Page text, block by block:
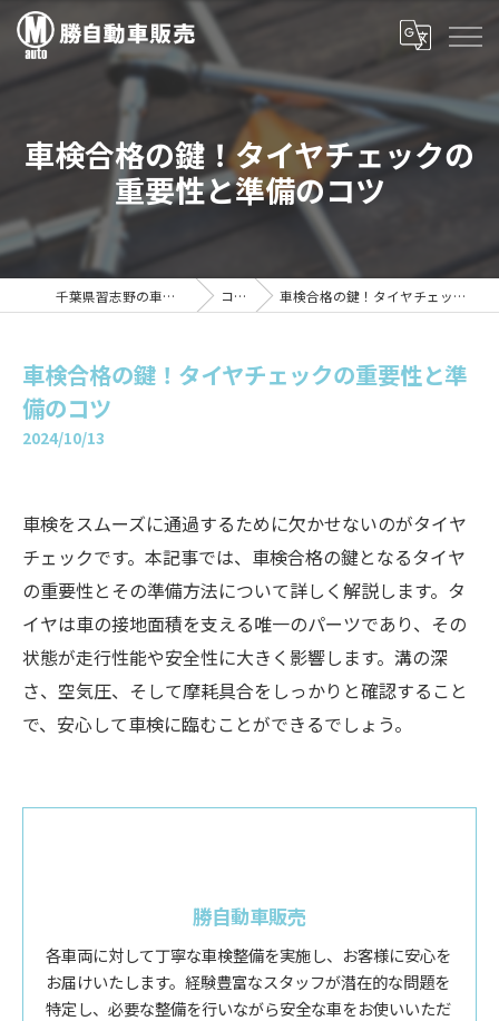
車検合格の鍵！タイヤチェックの
重要性と準備のコツ
千葉県習志野の車検は勝自動車販売 コラム 車検合格の鍵！タイヤチェックの重要性と準備のコツ
車検合格の鍵！タイヤチェックの重要性と準
備のコツ
2024/10/13
車検をスムーズに通過するために欠かせないのがタイヤ
チェックです。本記事では、車検合格の鍵となるタイヤ
の重要性とその準備方法について詳しく解説します。タ
イヤは車の接地面積を支える唯一のパーツであり、その
状態が走行性能や安全性に大きく影響します。溝の深
さ、空気圧、そして摩耗具合をしっかりと確認すること
で、安心して車検に臨むことができるでしょう。
勝自動車販売
各車両に対して丁寧な車検整備を実施し、お客様に安心を
お届けいたします。経験豊富なスタッフが潜在的な問題を
特定し、必要な整備を行いながら安全な車をお使いいただ